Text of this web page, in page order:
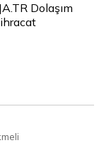
Dolaşım